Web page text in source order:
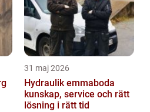
31 maj 2026
Hydraulik emmaboda
kunskap, service och rätt
lösning i rätt tid